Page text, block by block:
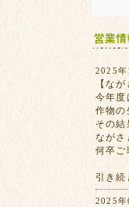
2025年
【な
今年度
作物の
その結
ながさ
何卒ご
引き続
2025年